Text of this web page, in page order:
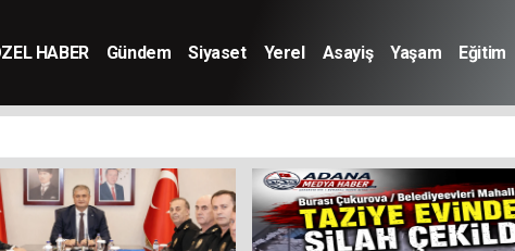
HABER Gündem Siyaset Yerel Asayiş Yaşam Eğitim